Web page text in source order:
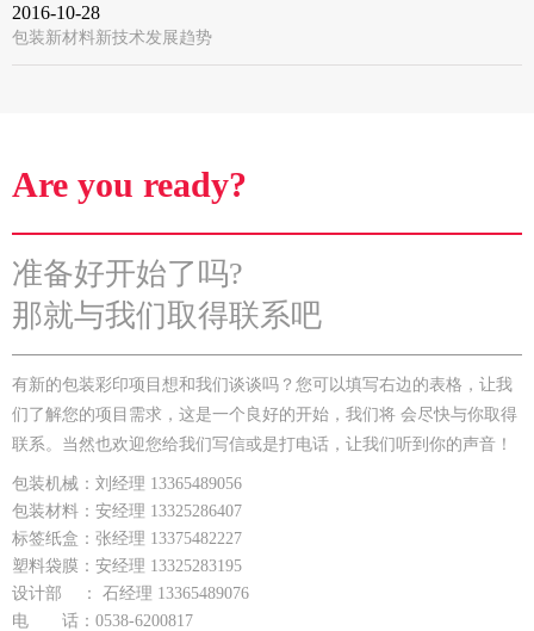
2016-10-28
包装新材料新技术发展趋势
Are you ready?
准备好开始了吗?
那就与我们取得联系吧
有新的包装彩印项目想和我们谈谈吗？您可以填写右边的表格，让我
们了解您的项目需求，这是一个良好的开始，我们将 会尽快与你取得
联系。当然也欢迎您给我们写信或是打电话，让我们听到你的声音！
包装机械：刘经理 13365489056
包装材料：安经理 13325286407
标签纸盒：张经理 13375482227
塑料袋膜：安经理 13325283195
设计部 ： 石经理 13365489076
电 话：0538-6200817